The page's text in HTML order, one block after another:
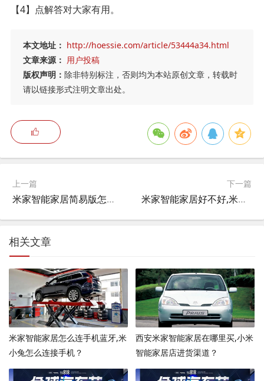
【4】点解答对大家有用。
本文地址： http://hoessie.com/article/53444a34.html
文章来源： 用户投稿
版权声明： 除非特别标注，否则均为本站原创文章，转载时
请以链接形式注明文章出处。
上一篇
米家智能家居简易版怎么样,小米智能家居怎么搭建一个情景，人离开家就关掉家里所有开关？
下一篇
米家智能家居好不好,米家智能家居哪些值得购买？
相关文章
米家智能家居怎么连手机蓝牙,米
小兔怎么连接手机？
西安米家智能家居在哪里买,小米
智能家居店进货渠道？